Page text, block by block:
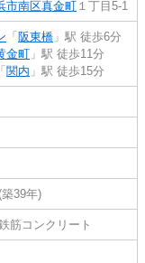
市南区真金町 １丁目5-1
「 阪東橋 」駅 徒歩6分
金町 」駅 徒歩11分
「 関内 」駅 徒歩15分
39年)
筋コンクリート